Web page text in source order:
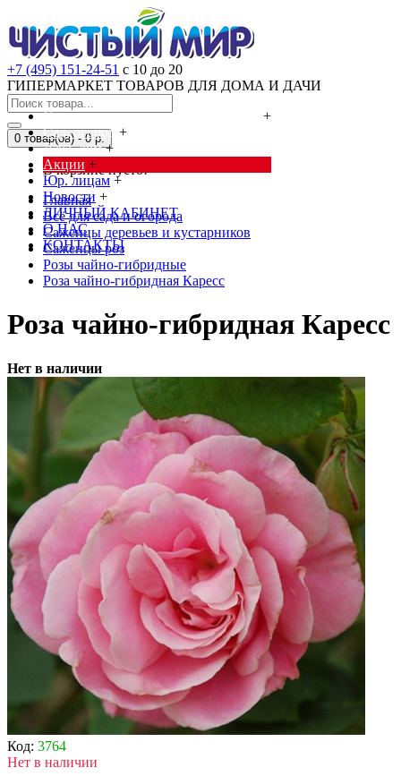
+7 (495) 151-24-51 с 10 до 20
ГИПЕРМАРКЕТ ТОВАРОВ ДЛЯ ДОМА И ДАЧИ
Cредства от насекомых и грызунов
+
Сад, огород +
Дача, дом +
Акции +
Юр. лицам +
Новости +
ЛИЧНЫЙ КАБИНЕТ
О НАС
КОНТАКТЫ
0 товар(ов) - 0 р.
В корзине пусто!
Главная
Всё для сада и огорода
Саженцы деревьев и кустарников
Саженцы роз
Розы чайно-гибридные
Роза чайно-гибридная Каресс
Роза чайно-гибридная Каресс
Нет в наличии
Код: 3764
Нет в наличии